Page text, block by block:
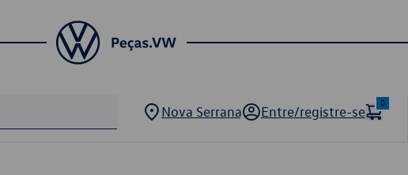
Nova Serrana Entre/registre-se
0